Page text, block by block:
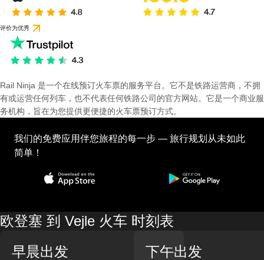
评价为优秀
Rail Ninja 是一个在线预订火车票的服务平台。它不是铁路运营商，不拥
有或运营任何列车，也不代表任何铁路公司的官方网站。它是一个商业服
务机构，旨在为您提供更便捷的火车票预订方式。
我们的免费应用伴您旅程的每一步 — 旅行规划从未如此
简单！
欧登塞 到 Vejle 火车 时刻表
早晨出发
下午出发